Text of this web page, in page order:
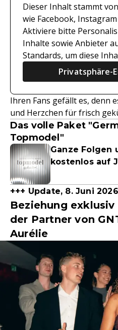
Dieser Inhalt stammt
wie Facebook,
Aktiviere bitte
Inhalte sowie Anbieter
Standards, um diese
Privatsphäre-
Ihren Fans gefällt es, denn
und Herzchen für frisch
Das volle Paket
Topmodel"
Ganze Folgen
kostenlos auf
+++ Update, 8. Juni
Beziehung
der Partner von
Aurélie